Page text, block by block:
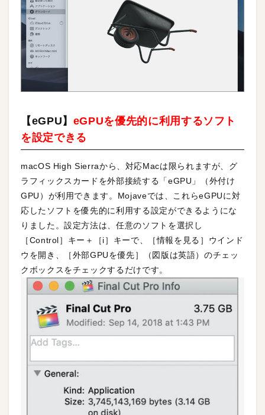
【eGPU】 eGPUを優先的に利用するソフト
を設定できる
macOS High Sierraから、対応Macは限られますが、グ
ラフィックスカードを外部接続する「eGPU」（外付け
GPU）が利用できます。Mojaveでは、これらeGPUに対
応したソフトを優先的に利用する設定ができるようにな
りました。設定方法は、任意のソフトを選択し
［Control］キー＋［i］キーで、［情報を見る］ウインド
ウを開き、［外部GPUを優先］（図版は英語）のチェッ
クボックスをチェックするだけです。